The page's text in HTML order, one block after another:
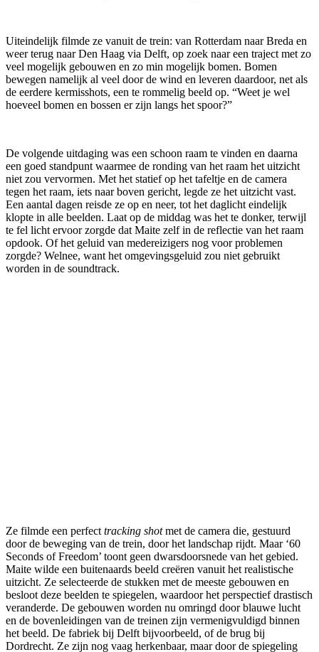
Uiteindelijk filmde ze vanuit de trein: van Rotterdam naar Breda en
weer terug naar Den Haag via Delft, op zoek naar een traject met zo
veel mogelijk gebouwen en zo min mogelijk bomen. Bomen
bewegen namelijk al veel door de wind en leveren daardoor, net als
de eerdere kermisshots, een te rommelig beeld op. “Weet je wel
hoeveel bomen en bossen er zijn langs het spoor?”
De volgende uitdaging was een schoon raam te vinden en daarna
een goed standpunt waarmee de ronding van het raam het uitzicht
niet zou vervormen. Met het statief op het tafeltje en de camera
tegen het raam, iets naar boven gericht, legde ze het uitzicht vast.
Een aantal dagen reisde ze op en neer, tot het daglicht eindelijk
klopte in alle beelden. Laat op de middag was het te donker, terwijl
te fel licht ervoor zorgde dat Maite zelf in de reflectie van het raam
opdook. Of het geluid van medereizigers nog voor problemen
zorgde? Welnee, want het omgevingsgeluid zou niet gebruikt
worden in de soundtrack.
Ze filmde een perfect tracking shotmet de camera die, gestuurd
door de beweging van de trein, door het landschap rijdt. Maar ‘60
Seconds of Freedom’ toont geen dwarsdoorsnede van het gebied.
Maite wilde een buitenaards beeld creëren vanuit het realistische
uitzicht. Ze selecteerde de stukken met de meeste gebouwen en
besloot deze beelden te spiegelen, waardoor het perspectief drastisch
veranderde. De gebouwen worden nu omringd door blauwe lucht
en de bovenleidingen van de treinen zijn vermenigvuldigd binnen
het beeld. De fabriek bij Delft bijvoorbeeld, of de brug bij
Dordrecht. Ze zijn nog vaag herkenbaar, maar door de spiegeling